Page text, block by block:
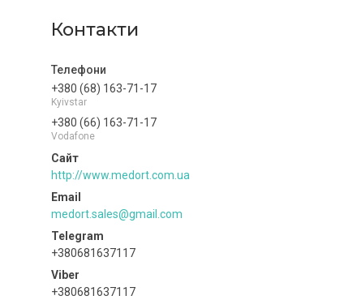
Контакти
+380 (68) 163-71-17
Kyivstar
+380 (66) 163-71-17
Vodafone
http://www.medort.com.ua
medort.sales@gmail.com
+380681637117
+380681637117